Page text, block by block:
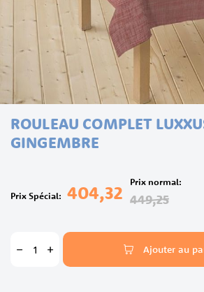
the
beginning
images
ROULEAU COMPLET
GINGEMBRE
Prix Spécial 404,32 Prix normal
449,25
Ajouter au